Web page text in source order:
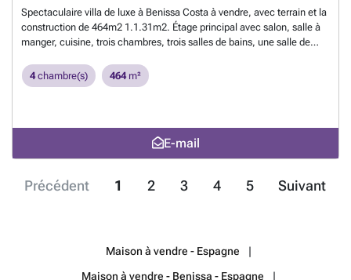
Spectaculaire villa de luxe à Benissa Costa à vendre, avec terrain et la
construction de 464m2 1.1.31m2. Étage principal avec salon, salle à
manger, cuisine, trois chambres, trois salles de bains, une salle de
principale avec dressing, dans la suite et une terrasse avec une vue
spectaculaire sur la mer. cave, buanderie, réservoir d'eau,
vendue entièrement meublée esprit, prêt à se déplacerEn savoir plus
4chambre(s) 464m²
E-mail
Précédent 1 2 3 4 5 Suivant
Maison à vendre - Espagne
Maison à vendre - Benissa - Espagne